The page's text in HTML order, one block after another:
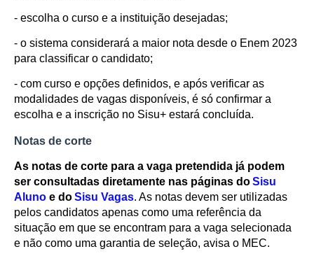
- escolha o curso e a instituição desejadas;
- o sistema considerará a maior nota desde o Enem 2023
para classificar o candidato;
- com curso e opções definidos, e após verificar as
modalidades de vagas disponíveis, é só confirmar a
escolha e a inscrição no Sisu+ estará concluída.
Notas de corte
As notas de corte para a vaga pretendida já podem
ser consultadas diretamente nas páginas doSisu
Aluno e doSisu Vagas. As notas devem ser utilizadas
pelos candidatos apenas como uma referência da
situação em que se encontram para a vaga selecionada
e não como uma garantia de seleção, avisa o MEC.